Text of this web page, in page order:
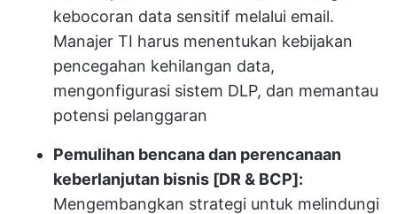
kebocoran data sensitif melalui email.
Manajer TI harus menentukan kebijakan
pencegahan kehilangan data,
mengonfigurasi sistem DLP, dan memantau
potensi pelanggaran
Pemulihan bencana dan perencanaan
keberlanjutan bisnis [DR & BCP]:
Mengembangkan strategi untuk melindungi